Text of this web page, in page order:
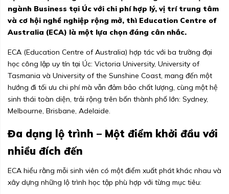
ngành Business tại Úc với chi phí hợp lý, vị trí trung tâm
và cơ hội nghề nghiệp rộng mở, thì Education Centre of
Australia (ECA) là một lựa chọn đáng cân nhắc.
ECA (Education Centre of Australia) hợp tác với ba trường đại
học công lập uy tín tại Úc: Victoria University, University of
Tasmania và University of the Sunshine Coast, mang đến một
hướng đi tối ưu chi phí mà vẫn đảm bảo chất lượng, cùng một hệ
sinh thái toàn diện, trải rộng trên bốn thành phố lớn: Sydney,
Melbourne, Brisbane, Adelaide.
Đa dạng lộ trình – Một điểm khởi đầu với
nhiều đích đến
ECA hiểu rằng mỗi sinh viên có một điểm xuất phát khác nhau và
xây dựng những lộ trình học tập phù hợp với từng mục tiêu: